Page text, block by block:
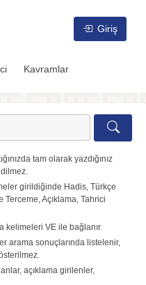
Kavramlar
Giriş
tam olarak yazdığınız
girildiğinde Hadis, Türkçe
Açıklama, Tahrici
kelimeleri VE ile bağlanır.
arama sonuçlarında listelenir,
açıklama girilenler,